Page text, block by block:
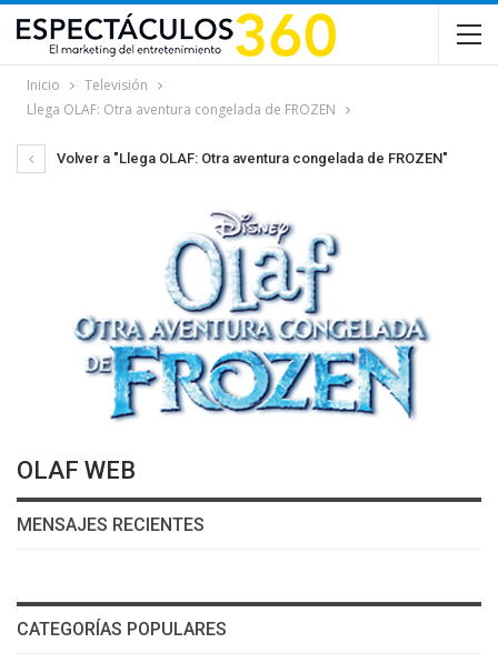
Inicio
Televisión
Llega OLAF: Otra aventura congelada de FROZEN
Volver a "Llega OLAF: Otra aventura congelada de FROZEN"
OLAF WEB
MENSAJES RECIENTES
CATEGORÍAS POPULARES